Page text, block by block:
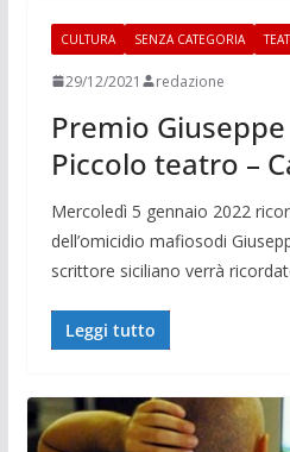
CULTURA SENZA CATEGORIA
29/12/2021 redazione
Premio Giuseppe
Piccolo teatro –
Mercoledì 5 gennaio 2022
dell’omicidio mafiosodi
scrittore siciliano verrà
Leggi tutto